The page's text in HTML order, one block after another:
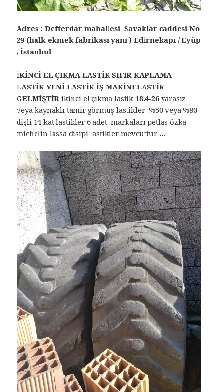
Adres : Defterdar mahallesi Savaklar caddesi No
29 (halk ekmek fabrikası yanı ) Edirnekapı / Eyüp
/ İstanbul
İKİNCİ EL ÇIKMA LASTİK SIFIR KAPLAMA
LASTİK YENİ LASTİK İŞ MAKİNELASTİK
GELMİŞTİRikinci el çıkma lastik18.4-26yarasız
veya kaynaklı tamir görmüş lastikler %50 veya %80
dişli 14 kat lastikler 6 adet markaları petlas özka
michelin lassa disipi lastikler mevcuttur …